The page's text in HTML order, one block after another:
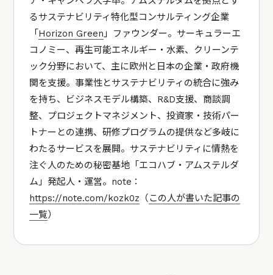
るサステナビリティ特化型コンサルティング企業
「 Horizon Green 」ファウンダー。サーキュラーエ
コノミー、再生可能エネルギー・水素、クリーンテ
ック分野において、主に欧州と日本の企業・政府機
関を支援。事業性とサステナビリティの統合に強み
を持ち、ビジネスモデル構築、R&D支援、商談調
整、プロジェクトマネジメント、投資家・技術パー
トナーとの連携、研修プログラムの提供など多岐に
わたるサービスを展開。サステナビリティに情熱を
注ぐ人のための秘密基地「エコハブ・アムステルダ
ム」発起人・運営。note：
https://note.com/kozk0z （この人が書いた記事の
一覧）